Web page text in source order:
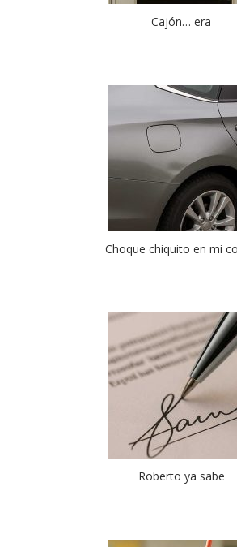
Cajón… era
Choque chiquito en mi
Roberto ya sabe